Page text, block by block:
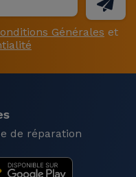
Générales et
de réparation